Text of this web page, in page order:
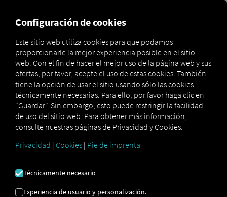
Marketplace
MAN
DigitalServices
Connectors
MAN
Connect
MAN CONECTAR
Conéctelos directamente a laplataforma
Configuración de cookies
Este sitio web utiliza cookies para que podamos
proporcionarle la mejor experiencia posible en el sitio
web. Con el fin de hacer el mejor uso de la página web y sus
ofertas, por favor, acepte el uso de estas cookies. También
tiene la opción de usar el sitio usando sólo las cookies
técnicamente necesarias. Para ello, por favor haga clic en
"Guardar". Sin embargo, esto puede restringir la facilidad
de uso del sitio web. Para obtener más información,
consulte nuestras páginas de Privacidad y Cookies.
Privacidad | Cookies | Pie de imprenta
Técnicamente necesario
Experiencia de usuario y personalización.